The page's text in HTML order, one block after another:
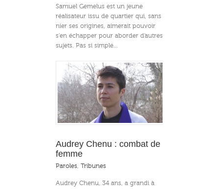
Samuel Gemelus est un jeune
réalisateur issu de quartier qui, sans
nier ses origines, aimerait pouvoir
s'en échapper pour aborder d'autres
sujets. Pas si simple...
Audrey Chenu : combat de
femme
Paroles, Tribunes
Audrey Chenu, 34 ans, a grandi à